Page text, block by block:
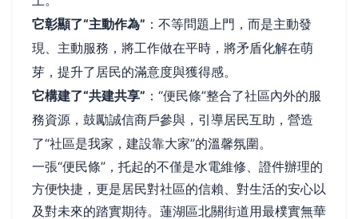
它彰顯了“主動作為” ：不等問題上門，而是主動發
現、主動服務，將工作做在平時，將矛盾化解在萌
芽，提升了居民的滿意度與獲得感。
它構建了“共建共享” ：“便民條”整合了社區內外的服
務資源，鼓勵誠信商戶參與，引導居民互助，營造
了“社區是我家，建設靠大家”的溫馨氛圍。
一張“便民條”，托起的不僅是水電維修、證件辦理的
方便快捷，更是居民對社區的信賴、對生活的安心以
及對未來的踏實期待。蓮湖區北關街道用最樸實無華